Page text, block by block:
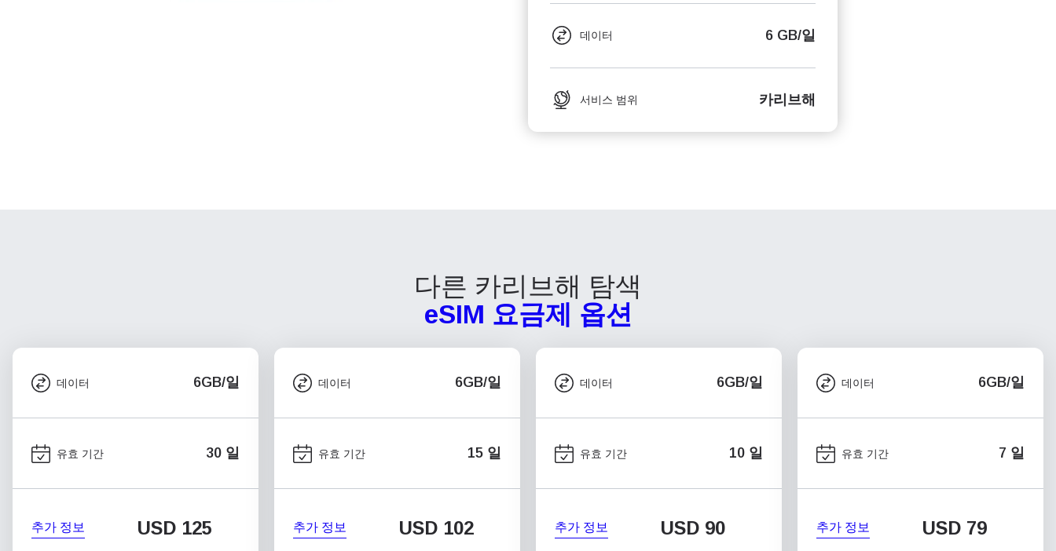
데이터 6 GB/일
서비스 범위 카리브해
다른 카리브해 탐색
eSIM 요금제 옵션
데이터 6GB/일
유효 기간 30 일
추가 정보 USD 125
데이터 6GB/일
유효 기간 15 일
추가 정보 USD 102
데이터 6GB/일
유효 기간 10 일
추가 정보 USD 90
데이터 6GB/일
유효 기간 7 일
추가 정보 USD 79